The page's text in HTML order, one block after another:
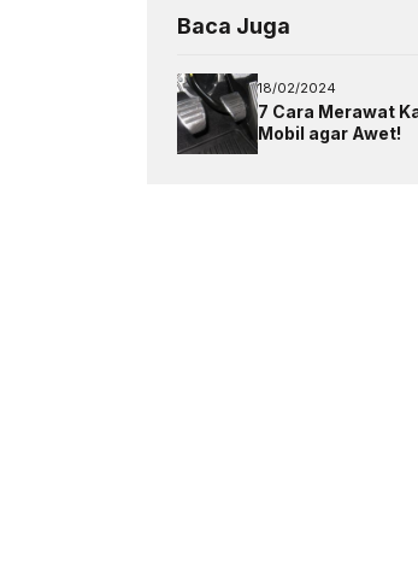
Baca Juga
18/02/2024
7 Cara Merawat
Mobil agar Awet!